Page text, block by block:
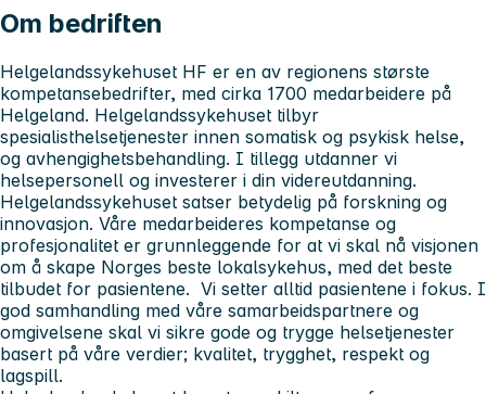
Om bedriften
Helgelandssykehuset HF er en av regionens største
kompetansebedrifter, med cirka 1700 medarbeidere på
Helgeland. Helgelandssykehuset tilbyr
spesialisthelsetjenester innen somatisk og psykisk helse,
og avhengighetsbehandling. I tillegg utdanner vi
helsepersonell og investerer i din videreutdanning.
Helgelandssykehuset satser betydelig på forskning og
innovasjon. Våre medarbeideres kompetanse og
profesjonalitet er grunnleggende for at vi skal nå visjonen
om å skape Norges beste lokalsykehus, med det beste
tilbudet for pasientene. Vi setter alltid pasientene i fokus. I
god samhandling med våre samarbeidspartnere og
omgivelsene skal vi sikre gode og trygge helsetjenester
basert på våre verdier; kvalitet, trygghet, respekt og
lagspill.